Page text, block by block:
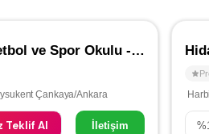
Hidayet Türkoğlu Basketbol ve Spor Okulu - Çankaya
Çankaya/Ankara
Teklif Al İletişim %